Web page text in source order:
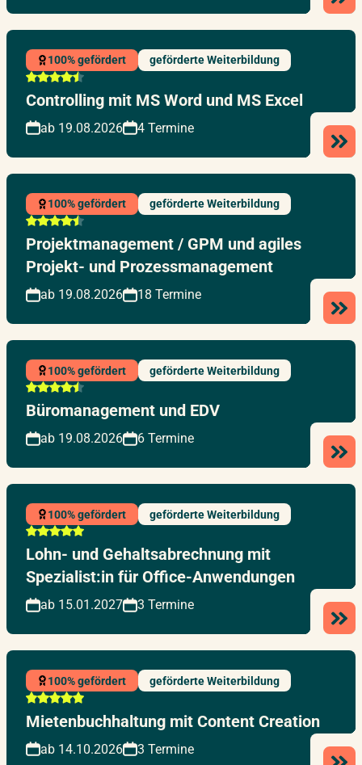
100% gefördert geförderte Weiterbildung
Controlling mit MS Word und MS Excel
ab 19.08.2026 4 Termine
100% gefördert geförderte Weiterbildung
Projektmanagement / GPM und agiles
Projekt- und Prozessmanagement
ab 19.08.2026 18 Termine
100% gefördert geförderte Weiterbildung
Büromanagement und EDV
ab 19.08.2026 6 Termine
100% gefördert geförderte Weiterbildung
Lohn- und Gehaltsabrechnung mit
Spezialist:in für Office-Anwendungen
ab 15.01.2027 3 Termine
100% gefördert geförderte Weiterbildung
Mietenbuchhaltung mit Content Creation
ab 14.10.2026 3 Termine